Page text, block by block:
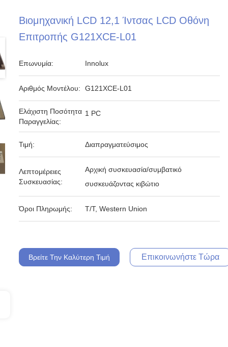
Βιομηχανική LCD 12,1 Ίντσας LCD Οθόνη
Επιτροπής G121XCE-L01
Επωνυμία: Innolux
Αριθμός Μοντέλου: G121XCE-L01
Ελάχιστη Ποσότητα
Παραγγελίας:
1 PC
Τιμή: Διαπραγματεύσιμος
Λεπτομέρειες
Συσκευασίας:
Αρχική συσκευασία/συμβατικό
συσκευάζοντας κιβώτιο
Όροι Πληρωμής: T/T, Western Union
Βρείτε Την Καλύτερη Τιμή Επικοινωνήστε Τώρα